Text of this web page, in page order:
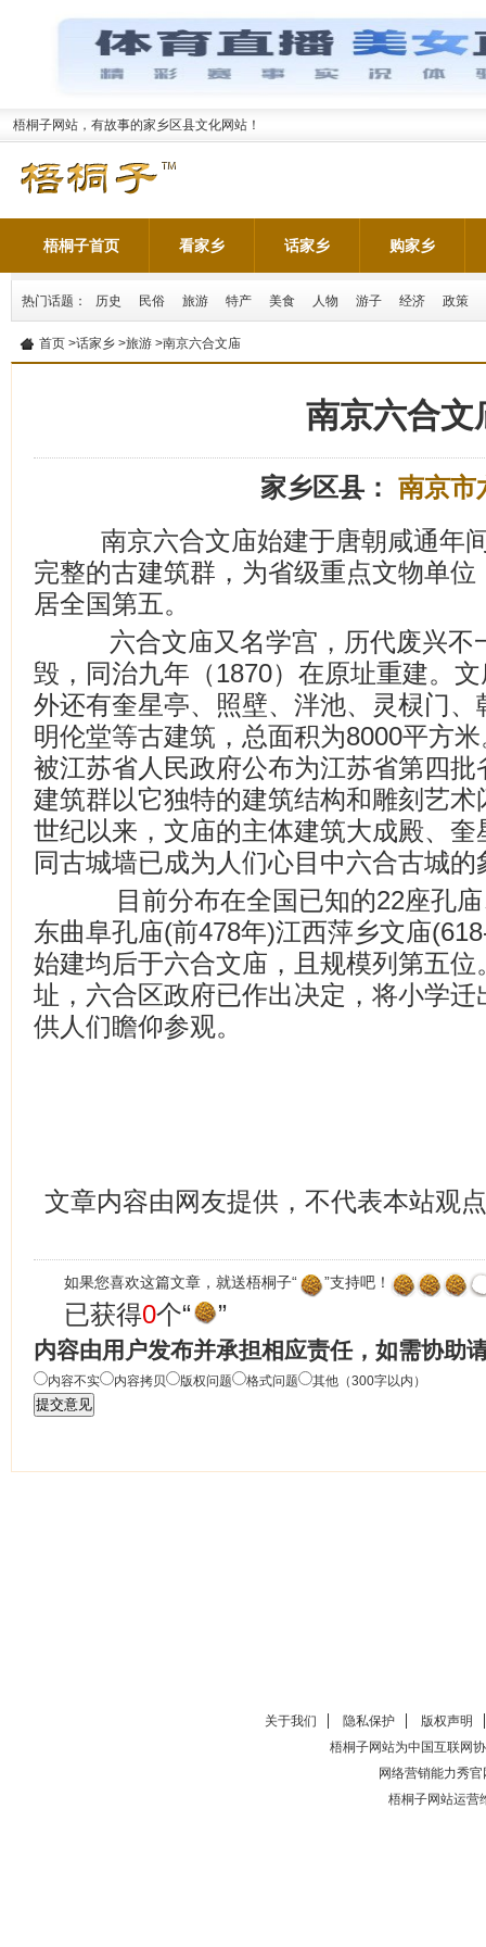
梧桐子网站，有故事的家乡区县文化网站！
梧桐子首页 看家乡 话家乡 购家乡
热门话题： 历史 民俗 旅游 特产 美食 人物 游子 经济 政策
首页 >话家乡 >旅游 >南京六合文庙
南京六合文
家乡区县： 南京市
南京六合文庙始建于唐朝咸通年
完整的古建筑群，为省级重点文物单
居全国第五。
六合文庙又名学宫，历代废兴不
毁，同治九年（1870）在原址重建。
外还有奎星亭、照壁、泮池、灵棂门
明伦堂等古建筑，总面积为8000平方
被江苏省人民政府公布为江苏省第四
建筑群以它独特的建筑结构和雕刻艺
世纪以来，文庙的主体建筑大成殿、
同古城墙已成为人们心目中六合古城的
目前分布在全国已知的22座孔庙
东曲阜孔庙(前478年)江西萍乡文庙
始建均后于六合文庙，且规模列第五
址，六合区政府已作出决定，将小学
供人们瞻仰参观。
文章内容由网友提供，不代表本站观点
如果您喜欢这篇文章，就送梧桐子“ ”支持吧！
已获得0个“ ”
内容由用户发布并承担相应责任，如需协助
内容不实 内容拷贝 版权问题 格式问题 其他（300字以内）
关于我们 隐私保护
版权声明
梧桐子网站为中国互联网
网络营销能力秀官
梧桐子网站运营